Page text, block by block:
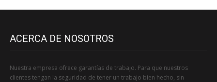
ACERCA DE NOSOTROS
Nuestra empresa ofrece garantías de trabajo. Para que nuestros
clientes tengan la seguridad de tener un trabajo bien hecho, sin